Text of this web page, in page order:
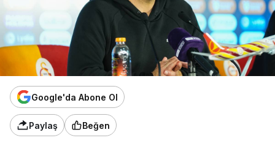
Google'da Abone Ol
Paylaş Beğen